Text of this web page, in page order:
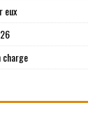
eux